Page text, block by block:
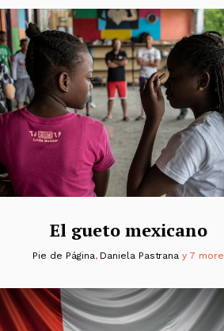
El gueto mexicano
Pie de Página, Daniela Pastrana y 7 more